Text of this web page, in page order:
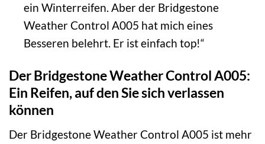
ein Winterreifen. Aber der Bridgestone
Weather Control A005 hat mich eines
Besseren belehrt. Er ist einfach top!“
Der Bridgestone Weather Control A005:
Ein Reifen, auf den Sie sich verlassen
können
Der Bridgestone Weather Control A005 ist mehr